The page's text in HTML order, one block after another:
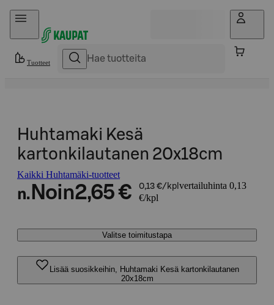
Hyppää sisältöön
Tuotteet
Huhtamaki Kesä
kartonkilautanen 20x18cm
Kaikki Huhtamäki-tuotteet
n. Noin2,65 € 0,13 €/kpl vertailuhinta 0,13
€/kpl
Valitse toimitustapa
Lisää suosikkeihin, Huhtamaki Kesä kartonkilautanen
20x18cm